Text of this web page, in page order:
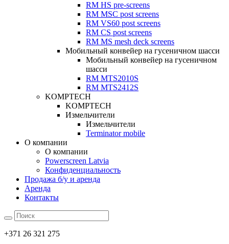
RM HS pre-screens
RM MSC post screens
RM VS60 post screens
RM CS post screens
RM MS mesh deck screens
Мобильный конвейер на гусеничном шасси
Мобильный конвейер на гусеничном
шасси
RM MTS2010S
RM MTS2412S
KOMPTECH
KOMPTECH
Измельчители
Измельчители
Terminator mobile
О компании
О компании
Powerscreen Latvia
Конфиденциальность
Продажа б/у и аренда
Аренда
Контакты
+371 26 321 275